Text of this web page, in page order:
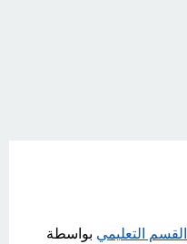
القسم التعليمي بواسطة